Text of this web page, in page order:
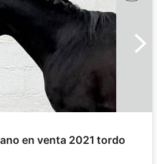
en venta 2021 tordo